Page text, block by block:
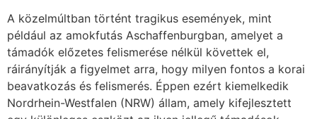
A közelmúltban történt tragikus események, mint
például az amokfutás Aschaffenburgban, amelyet a
támadók előzetes felismerése nélkül követtek el,
ráirányítják a figyelmet arra, hogy milyen fontos a korai
beavatkozás és felismerés. Éppen ezért kiemelkedik
Nordrhein-Westfalen (NRW) állam, amely kifejlesztett